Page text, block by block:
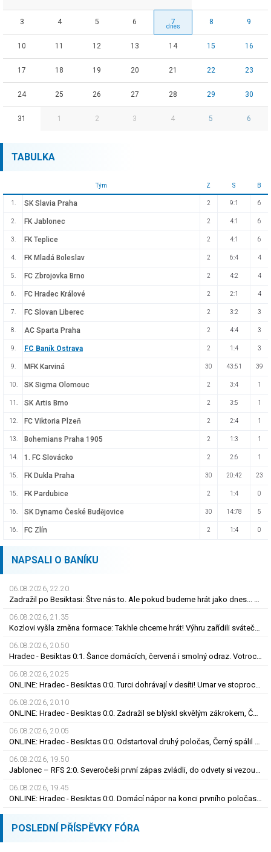
3 4 5 6 7 8 9
10 11 12 13 14 15 16
17 18 19 20 21 22 23
24 25 26 27 28 29 30
31 1 2 3 4 5 6
TABULKA
Tým Z S B
1. SK Slavia Praha 2 9:1 6
2. FK Jablonec 2 4:1 6
3. FK Teplice 2 4:1 6
4. FK Mladá Boleslav 2 6:4 4
5. FC Zbrojovka Brno 2 4:2 4
6. FC Hradec Králové 2 2:1 4
7. FC Slovan Liberec 2 3:2 3
8. AC Sparta Praha 2 4:4 3
9. FC Baník Ostrava 2 1:4 3
9. MFK Karviná 30 43:51 39
10. SK Sigma Olomouc 2 3:4 1
11. SK Artis Brno 2 3:5 1
12. FC Viktoria Plzeň 2 2:4 1
13. Bohemians Praha 1905 2 1:3 1
14. 1. FC Slovácko 2 2:6 1
15. FK Dukla Praha 30 20:42 23
15. FK Pardubice 2 1:4 0
16. SK Dynamo České Budějovice 30 14:78 5
16. FC Zlín 2 1:4 0
NAPSALI O BANÍKU
06.08.2026, 22.20
Zadražil po Besiktasi: Štve nás to. Ale pokud budeme hrát jako dnes... Co se stalo u gólu?
06.08.2026, 21.35
Kozlovi vyšla změna formace: Takhle chceme hrát! Výhru zařídili sváteční hlavičkáři
06.08.2026, 20.50
Hradec - Besiktas 0:1. Šance domácích, červená i smolný odraz. Votroci budou dotahovat
06.08.2026, 20.25
ONLINE: Hradec - Besiktas 0:0. Turci dohrávají v desíti! Umar ve stoprocentní šanci selhal
06.08.2026, 20.10
ONLINE: Hradec - Besiktas 0:0. Zadražil se blýskl skvělým zákrokem, Černý nedal tutovku
06.08.2026, 20.05
ONLINE: Hradec - Besiktas 0:0. Odstartoval druhý poločas, Černý spálil obrovskou šanci
06.08.2026, 19.50
Jablonec – RFS 2:0. Severočeši první zápas zvládli, do odvety si vezou nadějný náskok
06.08.2026, 19.45
ONLINE: Hradec - Besiktas 0:0. Domácí nápor na konci prvního poločasu, branka zatím nepadla
POSLEDNÍ PŘÍSPĚVKY FÓRA